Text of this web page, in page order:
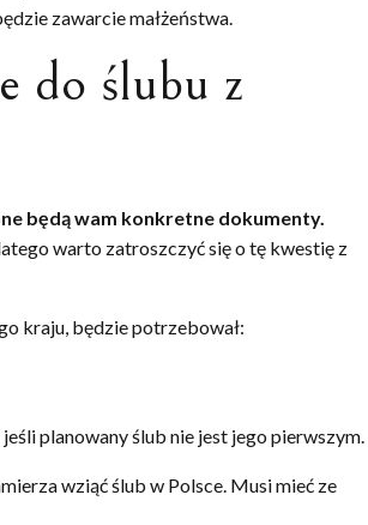
zawarcie małżeństwa.
do ślubu z
będą wam konkretne dokumenty.
warto zatroszczyć się o tę kwestię z
kraju, będzie potrzebował:
planowany ślub nie jest jego pierwszym.
wziąć ślub w Polsce. Musi mieć ze